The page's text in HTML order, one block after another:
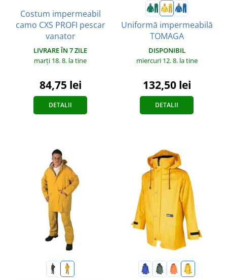
Costum impermeabil
camo CXS PROFI pescar
vanator
LIVRARE ÎN 7 ZILE
marți 18. 8. la tine
84,75 lei
DETALII
Uniformă impermeabilă
TOMAGA
DISPONIBIL
miercuri 12. 8. la tine
132,50 lei
DETALII